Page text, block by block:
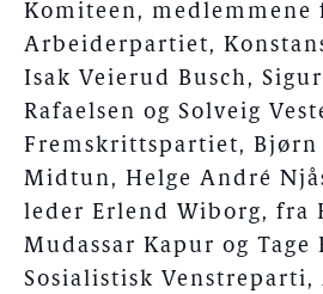
Komiteen, medlemmene
Arbeiderpartiet,
Isak Veierud Busch,
Rafaelsen og Solveig
Fremskrittspartiet, Bjørn
Midtun, Helge André
leder Erlend Wiborg, fra
Mudassar Kapur og Tage
Sosialistisk Venstreparti,